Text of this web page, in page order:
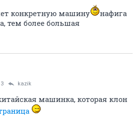
конкретную машину
нафига
тем более большая
kazik
машинка, которая клон